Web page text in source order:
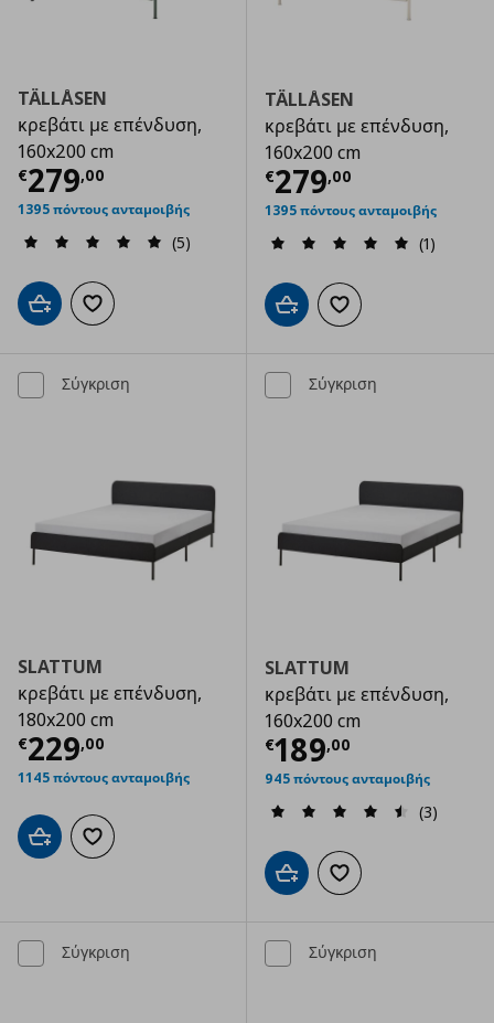
TÄLLÅSEN
κρεβάτι με επένδυση,
160x200 cm
€279,00
Τρέχουσα τιμή € 279,00
1395 πόντους ανταμοιβής
(5)
Προσθήκη στο καλάθι
Προσθήκη στα αγαπημένα
TÄLLÅSEN
κρεβάτι με επένδυση,
160x200 cm
€279,00
Τρέχουσα
1395 πόντους ανταμοιβής
(1)
Προσθήκη στο καλάθι
Προσθήκη στα
Σύγκριση
SLATTUM
κρεβάτι με επένδυση,
180x200 cm
€229,00
Τρέχουσα τιμή € 229,00
1145 πόντους ανταμοιβής
Προσθήκη στο καλάθι
Προσθήκη στα αγαπημένα
Σύγκριση
SLATTUM
κρεβάτι με επένδυση,
160x200 cm
€189,00
Τρέχουσα
945 πόντους ανταμοιβής
(3)
Προσθήκη στο καλάθι
Προσθήκη στα
Σύγκριση Σύγκριση